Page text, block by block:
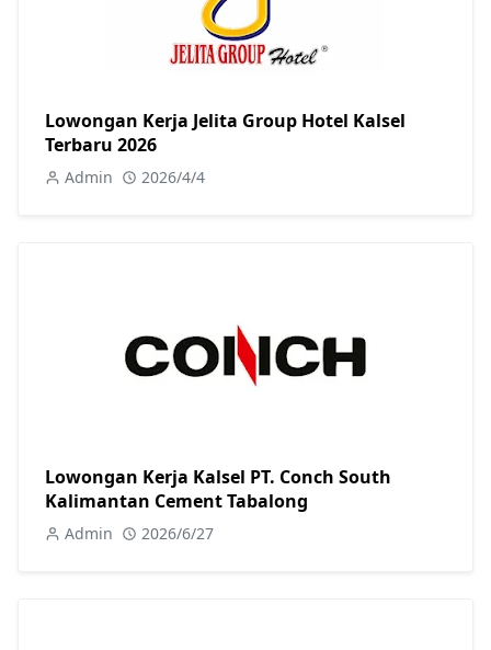
Lowongan Kerja Jelita Group Hotel Kalsel
Terbaru 2026
Admin 2026/4/4
Lowongan Kerja Kalsel PT. Conch South
Kalimantan Cement Tabalong
Admin 2026/6/27